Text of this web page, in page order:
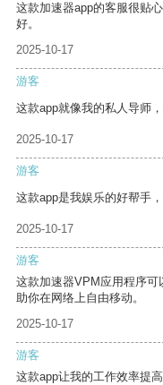
这款加速器app的客服很贴
好。
2025-10-17
游客
这款app就像我的私人导师
2025-10-17
游客
这款app是我娱乐的好帮手
2025-10-17
游客
这款加速器VPM应用程序
助你在网络上自由移动。
2025-10-17
游客
这款app让我的工作效率提